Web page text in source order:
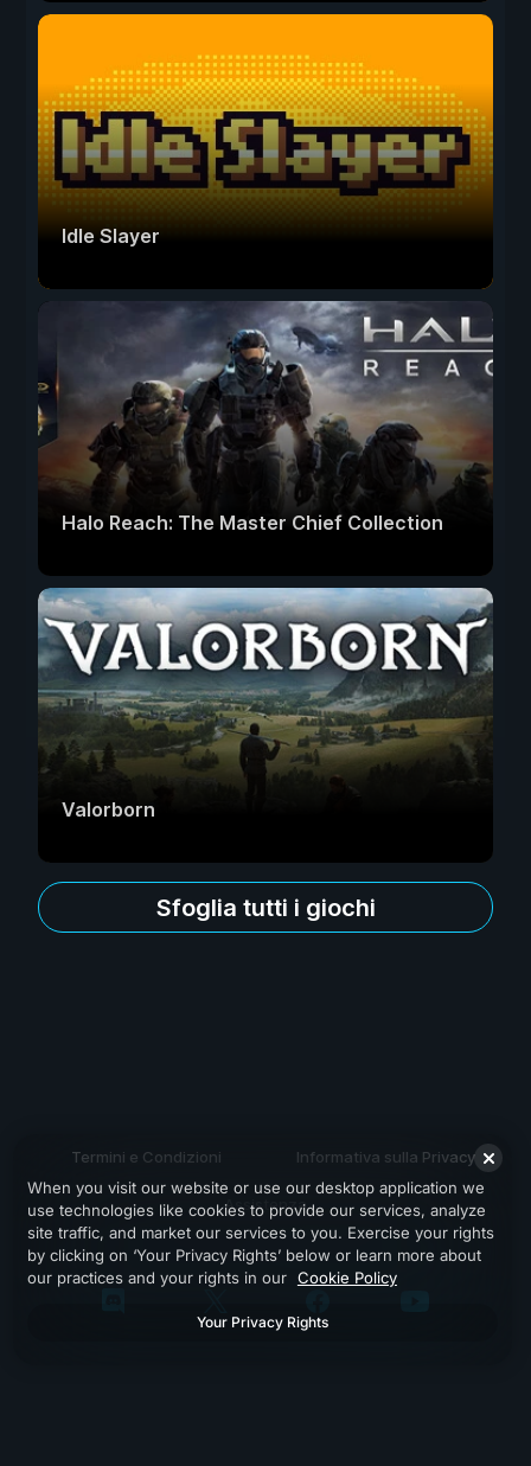
Idle Slayer
Halo Reach: The Master Chief Collection
Valorborn
Sfoglia tutti i giochi
Termini e Condizioni Informativa sulla Privacy
Assistenza
When you visit our website or use our desktop application we
use technologies like cookies to provide our services, analyze
site traffic, and market our services to you. Exercise your rights
by clicking on ‘Your Privacy Rights’ below or learn more about
our practices and your rights in our Cookie Policy
Your Privacy Rights